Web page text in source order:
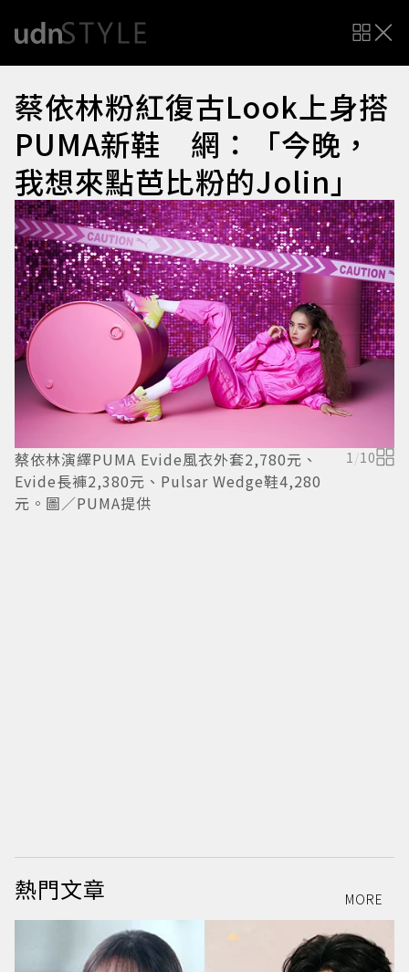
蔡依林粉紅復古Look上身搭
PUMA新鞋 網：「今晚，
我想來點芭比粉的Jolin」
蔡依林演繹PUMA Evide風衣外套2,780元、
Evide長褲2,380元、Pulsar Wedge鞋4,280
元。圖／PUMA提供
1 /10
熱門文章 MORE